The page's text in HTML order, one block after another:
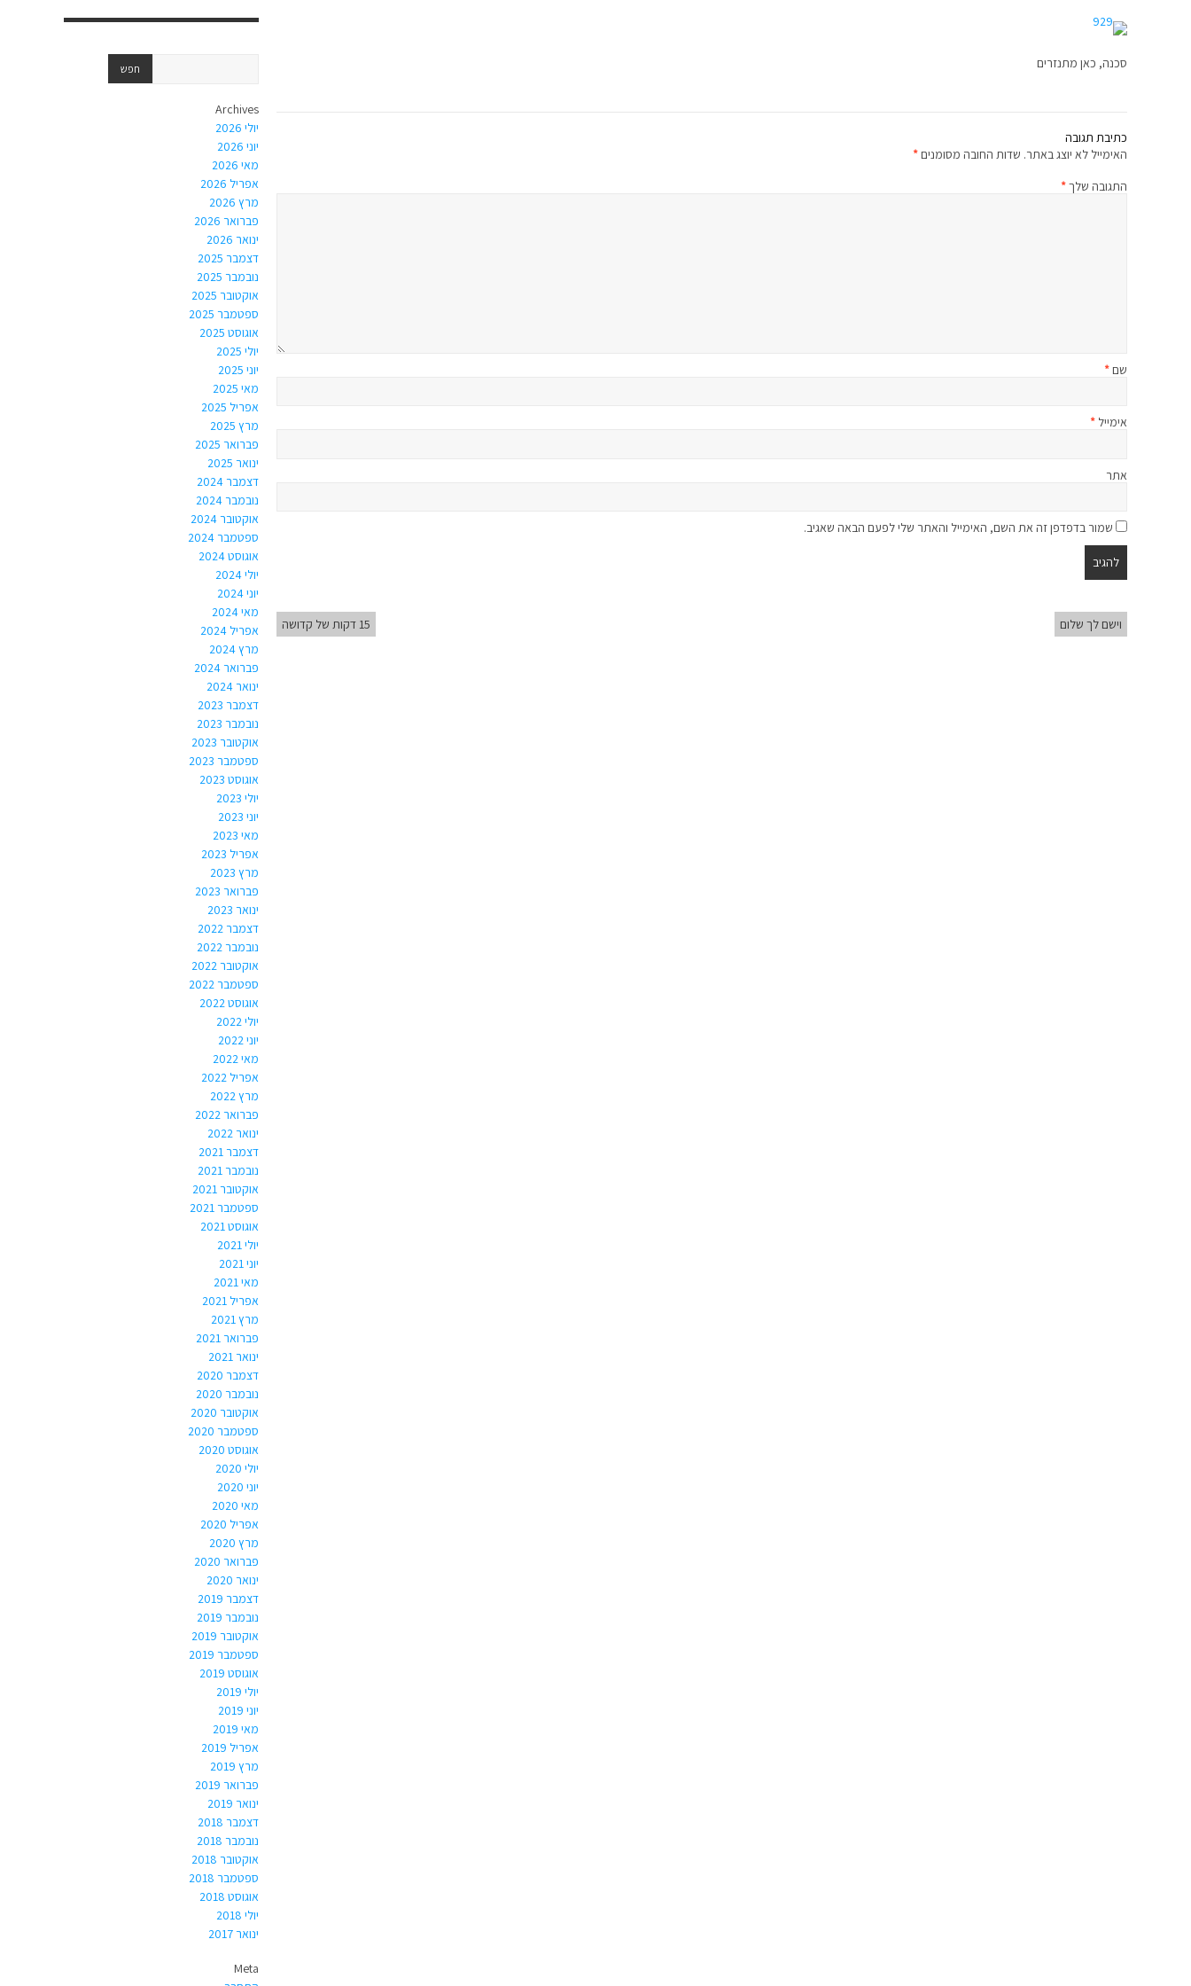
סכנה, כאן מתנזרים
כתיבת תגובה
האימייל לא יוצג באתר. שדות החובה מסומנים*
התגובה שלך*
שם*
אימייל *
אתר
שמור בדפדפן זה את השם, האימייל והאתר שלי לפעם הבאה שאגיב.
וישם לך שלום 15 דקות של קדושה
Archives
יולי 2026
יוני 2026
מאי 2026
אפריל 2026
מרץ 2026
פברואר 2026
ינואר 2026
דצמבר 2025
נובמבר 2025
אוקטובר 2025
ספטמבר 2025
אוגוסט 2025
יולי 2025
יוני 2025
מאי 2025
אפריל 2025
מרץ 2025
פברואר 2025
ינואר 2025
דצמבר 2024
נובמבר 2024
אוקטובר 2024
ספטמבר 2024
אוגוסט 2024
יולי 2024
יוני 2024
מאי 2024
אפריל 2024
מרץ 2024
פברואר 2024
ינואר 2024
דצמבר 2023
נובמבר 2023
אוקטובר 2023
ספטמבר 2023
אוגוסט 2023
יולי 2023
יוני 2023
מאי 2023
אפריל 2023
מרץ 2023
פברואר 2023
ינואר 2023
דצמבר 2022
נובמבר 2022
אוקטובר 2022
ספטמבר 2022
אוגוסט 2022
יולי 2022
יוני 2022
מאי 2022
אפריל 2022
מרץ 2022
פברואר 2022
ינואר 2022
דצמבר 2021
נובמבר 2021
אוקטובר 2021
ספטמבר 2021
אוגוסט 2021
יולי 2021
יוני 2021
מאי 2021
אפריל 2021
מרץ 2021
פברואר 2021
ינואר 2021
דצמבר 2020
נובמבר 2020
אוקטובר 2020
ספטמבר 2020
אוגוסט 2020
יולי 2020
יוני 2020
מאי 2020
אפריל 2020
מרץ 2020
פברואר 2020
ינואר 2020
דצמבר 2019
נובמבר 2019
אוקטובר 2019
ספטמבר 2019
אוגוסט 2019
יולי 2019
יוני 2019
מאי 2019
אפריל 2019
מרץ 2019
פברואר 2019
ינואר 2019
דצמבר 2018
נובמבר 2018
אוקטובר 2018
ספטמבר 2018
אוגוסט 2018
יולי 2018
ינואר 2017
Meta